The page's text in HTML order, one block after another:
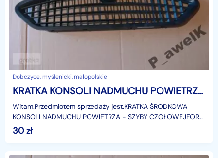
Dobczyce, myślenicki, małopolskie
KRATKA KONSOLI NADMUCHU POWIETRZA FORD MONDEO MK4 Ford Mondeo
Witam.Przedmiotem sprzedaży jest.KRATKA ŚRODKOWA
KONSOLI NADMUCHU POWIETRZA - SZYBY CZOŁOWEJFORD
MONDEO MK4Model: 2007-2015r.Zastosowanie:Ford
Mondeo MK4, od: 1
30zł